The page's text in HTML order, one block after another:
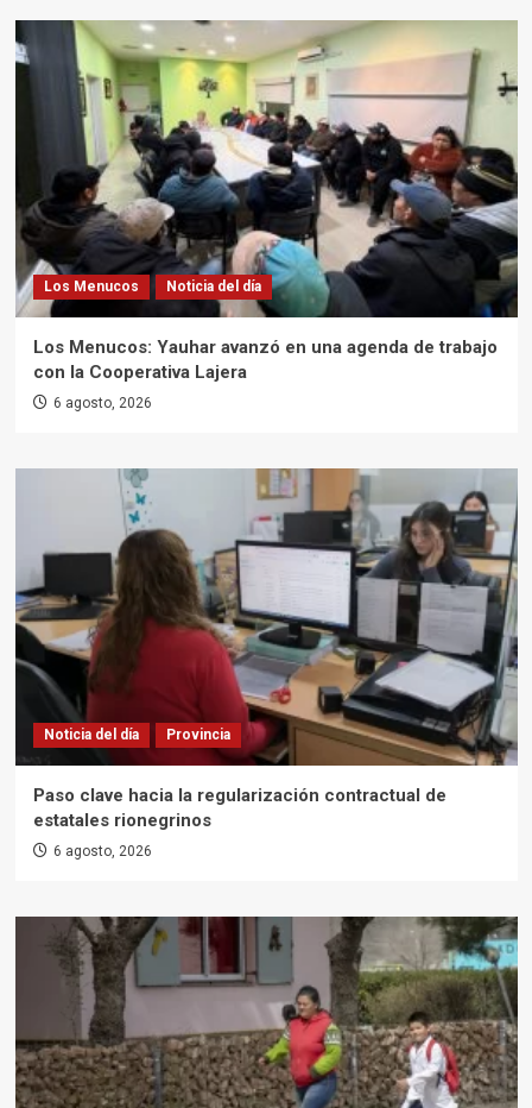
Los Menucos Noticia del día
Los Menucos: Yauhar avanzó en una agenda de trabajo
con la Cooperativa Lajera
6 agosto, 2026
Noticia del día Provincia
Paso clave hacia la regularización contractual de
estatales rionegrinos
6 agosto, 2026